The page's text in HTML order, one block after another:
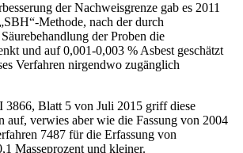
der Nachweisgrenze gab es 2011
Methode, nach der durch
der Proben die
und auf 0,001-0,003 % Asbest geschätzt
Verfahren nirgendwo zugänglich
Blatt 5 von Juli 2015 griff diese
auf, verwies aber wie die Fassung von 2004
7487 für die Erfassung von
Masseprozent und kleiner.